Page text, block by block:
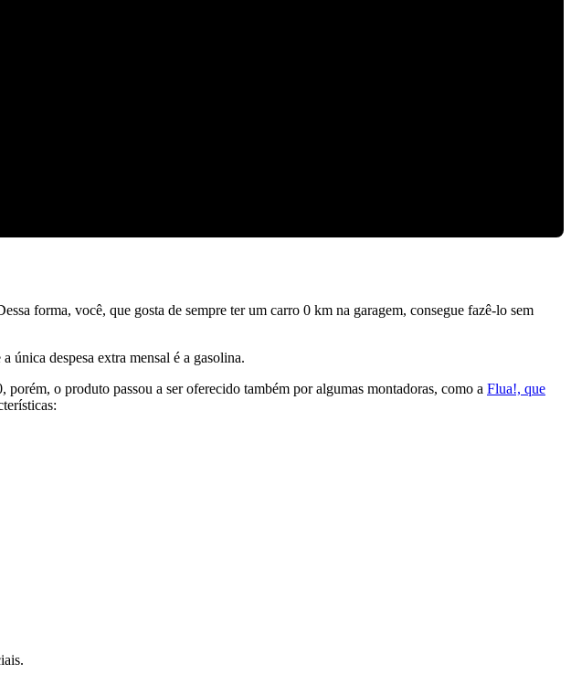
forma, você, que gosta de sempre ter um carro 0 km na garagem, consegue fazê-lo sem
a única despesa extra mensal é a gasolina.
porém, o produto passou a ser oferecido também por algumas montadoras, como a Flua!, que